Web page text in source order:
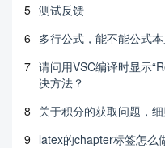
5 测试反馈
6 多行公式，能不能公式
7 请问用VSC编译时显示
决方法？
8 关于积分的获取问题，
9 latex的chapter标签怎么